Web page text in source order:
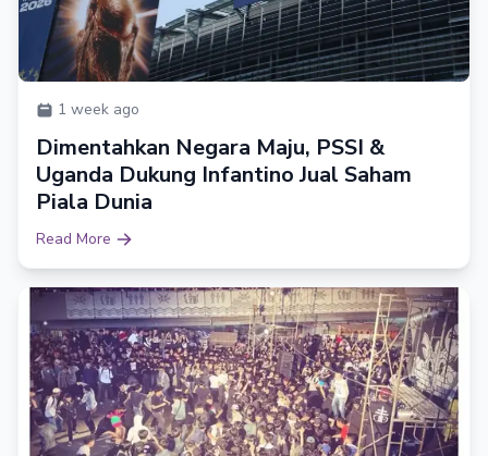
1 week ago
Dimentahkan Negara Maju, PSSI &
Uganda Dukung Infantino Jual Saham
Piala Dunia
Read More